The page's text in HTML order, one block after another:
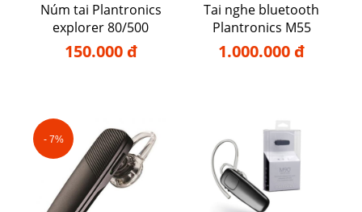
Núm tai Plantronics
explorer 80/500
150.000 đ
Tai nghe bluetooth
Plantronics M55
1.000.000 đ
- 7%